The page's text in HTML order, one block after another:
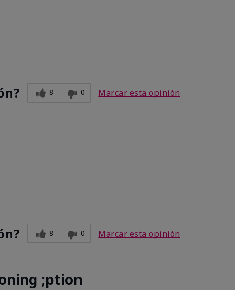
8 0 Marcar esta opinión
8 0 Marcar esta opinión
;ption